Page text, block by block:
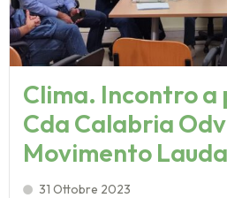
Clima. Incontro a
Cda Calabria
Movimento
31 Ottobre 2023